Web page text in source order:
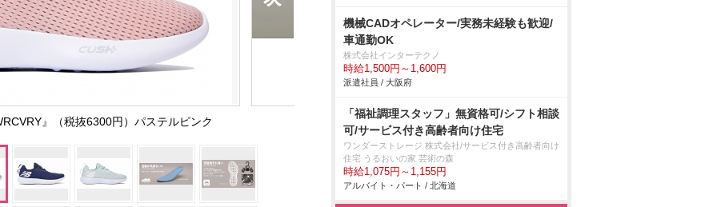
』（税抜6300円）パステルピンク
機械CADオペレーター/実務未経験も歓迎/
車通勤OK
株式会社インターテクノ
時給1,500円～1,600円
派遣社員 / 大阪府
「福祉調理スタッフ」無資格可/シフト相談
可/サービス付き高齢者向け住宅
ワンダーストレージ 株式会社/サービス付き高齢者向け
住宅 うるおいの家 芸術の森
時給1,075円～1,155円
アルバイト・パート / 北海道